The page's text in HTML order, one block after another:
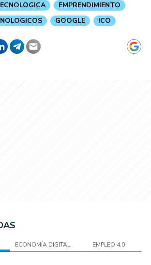
EMPRENDIMIENTO
GOOGLE ICO
ECONOMÍA DIGITAL EMPLEO 4.0